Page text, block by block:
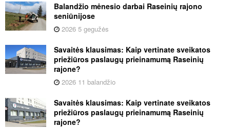
Balandžio mėnesio darbai Raseinių rajono
seniūnijose
2026 5 gegužės
Savaitės klausimas: Kaip vertinate sveikatos
priežiūros paslaugų prieinamumą Raseinių
rajone?
2026 11 balandžio
Savaitės klausimas: Kaip vertinate sveikatos
priežiūros paslaugų prieinamumą Raseinių
rajone?